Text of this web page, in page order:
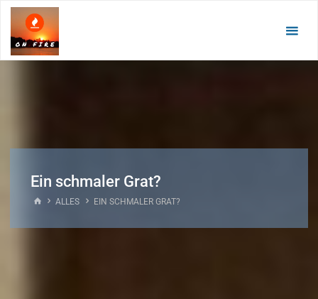
Zum
springen
Ein schmaler Grat?
START
ALLES EIN SCHMALER GRAT?